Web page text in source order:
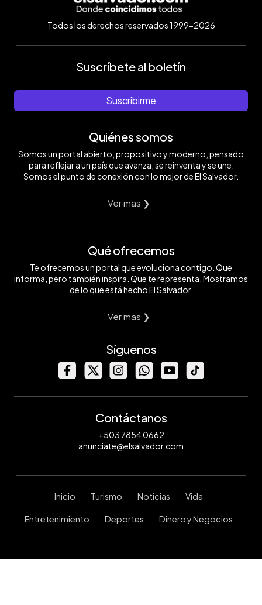
Todos los derechos reservados 1999-2026
Suscríbete al boletín
Suscribirme
Quiénes somos
Somos un portal abierto, propositivo y moderno, pensado
para reflejar a un país que avanza, se reinventa y se une.
Somos el punto de conexión con lo mejor de El Salvador.
Ver mas ❯
Qué ofrecemos
Te ofrecemos un portal que evoluciona contigo. Que
informa, pero también inspira. Que te representa. Mostramos
de lo que está hecho El Salvador.
Ver mas ❯
Síguenos
Contáctanos
+503 7854 0662
anunciate@elsalvador.com
Inicio Turismo Noticias Vida
Entretenimiento Deportes Dinero y Negocios